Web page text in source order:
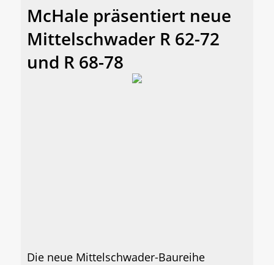
McHale präsentiert neue
Mittelschwader R 62-72
und R 68-78
Die neue Mittelschwader-Baureihe